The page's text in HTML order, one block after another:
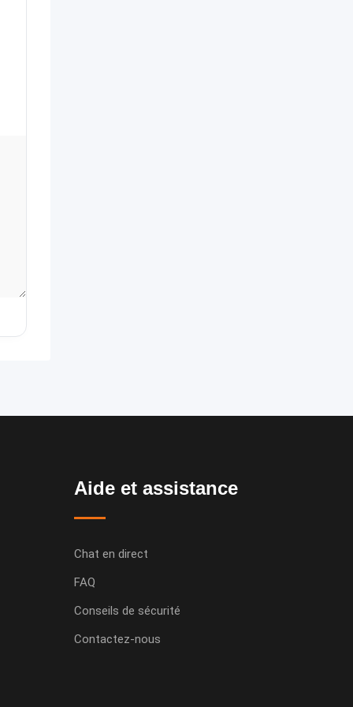
Aide et assistance
Chat en direct
FAQ
Conseils de sécurité
Contactez-nous